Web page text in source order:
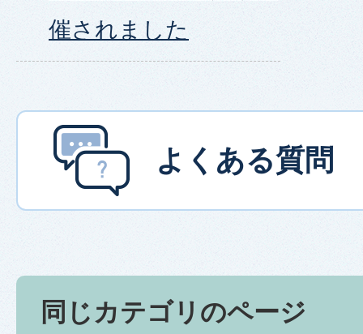
催されました
よくある質問
同じカテゴリのページ